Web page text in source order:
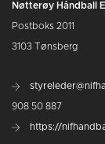
Nøtterøy Håndball
Postboks 2011
3103 Tønsberg
908 50 887
https://